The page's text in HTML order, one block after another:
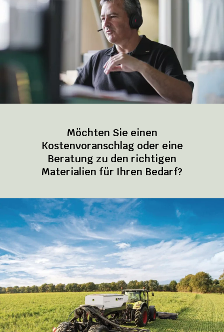
Möchten Sie einen
Kostenvoranschlag oder eine
Beratung zu den richtigen
Materialien für Ihren Bedarf?